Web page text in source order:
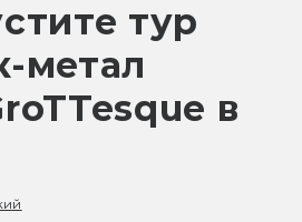
тур
метал
в